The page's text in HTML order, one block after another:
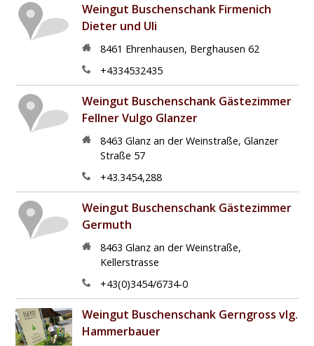
Weingut Buschenschank Firmenich
Dieter und Uli
8461 Ehrenhausen, Berghausen 62
+4334532435
Weingut Buschenschank Gästezimmer
Fellner Vulgo Glanzer
8463 Glanz an der Weinstraße, Glanzer
Straße 57
+43.3454,288
Weingut Buschenschank Gästezimmer
Germuth
8463 Glanz an der Weinstraße,
Kellerstrasse
+43(0)3454/6734-0
Weingut Buschenschank Gerngross vlg.
Hammerbauer